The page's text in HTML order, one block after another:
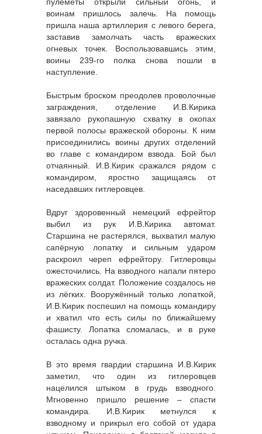
воинам пришлось залечь. На помощь
пришла наша артиллерия с левого берега,
заставив замолчать часть вражеских
огневых точек. Воспользовавшись этим,
воины 239-го полка снова пошли в
наступление.
Быстрым броском преодолев проволочные
заграждения, отделение И.В.Кирика
завязало рукопашную схватку в окопах
первой полосы вражеской обороны. К ним
присоединились воины других отделений
во главе с командиром взвода. Бой был
отчаянный. И.В.Кирик сражался рядом с
командиром, яростно защищаясь от
наседавших гитлеровцев.
Вдруг здоровенный немецкий ефрейтор
выбил из рук И.В.Кирика автомат.
Старшина не растерялся, выхватил малую
сапёрную лопатку и сильным ударом
раскроил череп ефрейтору. Гитлеровцы
ожесточились. На взводного напали пятеро
вражеских солдат. Положение создалось не
из лёгких. Вооружённый только лопаткой,
И.В.Кирик поспешил на помощь командиру
и хватил что есть силы по ближайшему
фашисту. Лопатка сломалась, и в руке
осталась одна ручка.
В это время гвардии старшина И.В.Кирик
заметил, что один из гитлеровцев
нацелился штыком в грудь взводного.
Мгновенно пришло решение – спасти
командира. И.В.Кирик метнулся к
взводному и прикрыл его собой от удара